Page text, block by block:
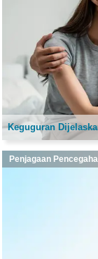
Keguguran
Penjagaan